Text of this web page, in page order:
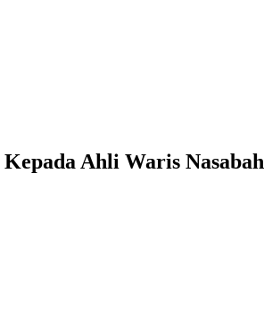
Ahli Waris Nasabah